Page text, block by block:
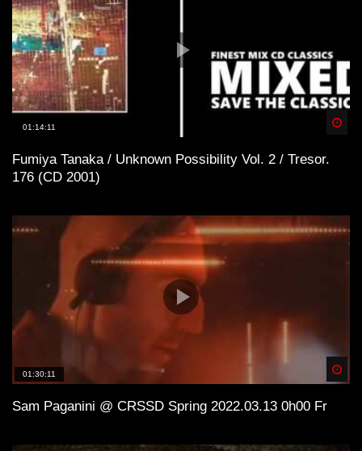
01:14:11
Fumiya Tanaka / Unknown Possibility Vol. 2 / Tresor.
176 (CD 2001)
01:30:11
Sam Paganini @ CRSSD Spring 2022.03.13 0h00 Fr